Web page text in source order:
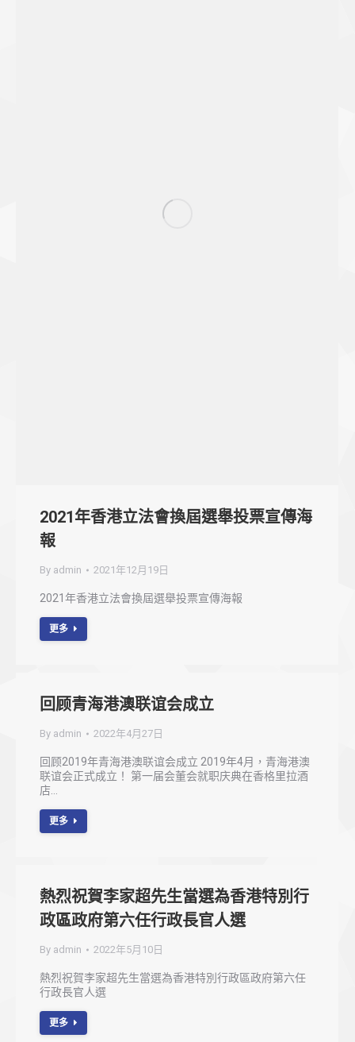
2021年香港立法會換屆選舉投票宣傳海
報
By admin 2021年12月19日
2021年香港立法會換屆選舉投票宣傳海報
更多
回顾青海港澳联谊会成立
By admin 2022年4月27日
回顾2019年青海港澳联谊会成立 2019年4月，青海港澳
联谊会正式成立！ 第一届会董会就职庆典在香格里拉酒
店…
更多
熱烈祝賀李家超先生當選為香港特別行
政區政府第六任行政長官人選
By admin 2022年5月10日
熱烈祝賀李家超先生當選為香港特別行政區政府第六任
行政長官人選
更多